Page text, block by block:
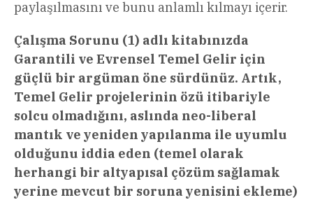
paylaşılmasını ve bunu anlamlı kılmayı içerir.
Çalışma Sorunu (1) adlı kitabınızda
Garantili ve Evrensel Temel Gelir için
güçlü bir argüman öne sürdünüz. Artık,
Temel Gelir projelerinin özü itibariyle
solcu olmadığını, aslında neo-liberal
mantık ve yeniden yapılanma ile uyumlu
olduğunu iddia eden (temel olarak
herhangi bir altyapısal çözüm sağlamak
yerine mevcut bir soruna yenisini ekleme)